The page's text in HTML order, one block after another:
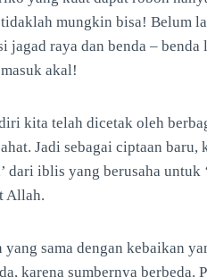
mungkin bisa! Belum
raya dan benda – benda
akal!
kita telah dicetak oleh
Jadi sebagai ciptaan baru,
dari iblis yang berusaha untuk
Allah.
sama dengan kebaikan
karena sumbernya berbeda.